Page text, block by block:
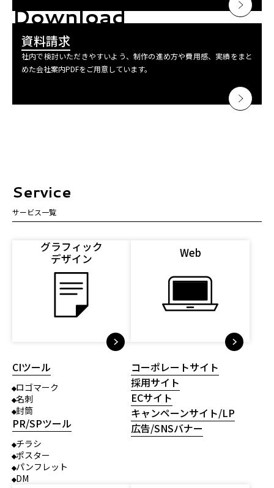
Download
資料請求
社内で検討いただきやすいよう、制作の進め方や費用感、実績をまと
めた会社案内PDFをご用意しています。
Service
サービス一覧
グラフィック
デザイン
CIツール
ロゴマーク
名刺
封筒
PR/SPツール
チラシ
ポスター
パンフレット
DM
Web
コーポレートサイト
採用サイト
ECサイト
キャンペーンサイト/LP
広告/SNSバナー